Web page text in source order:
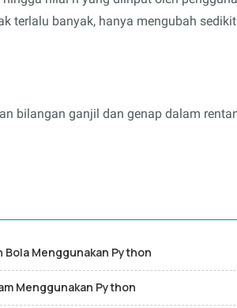
terlalu banyak, hanya mengubah
bilangan ganjil dan genap dalam
Bola Menggunakan Python
Menggunakan Python